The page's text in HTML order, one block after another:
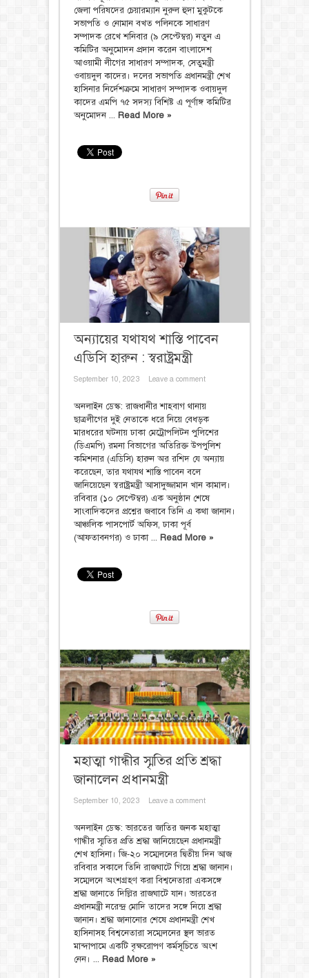
জেলা পরিষদের চেয়ারম্যান নুরুল হুদা মুকুটকে
সভাপতি ও নোমান বখত পলিনকে সাধারণ
সম্পাদক রেখে শনিবার (৯ সেপ্টেম্বর) নতুন এ
কমিটির অনুমোদন প্রদান করেন বাংলাদেশ
আওয়ামী লীগের সাধারণ সম্পাদক, সেতুমন্ত্রী
ওবায়দুল কাদের। দলের সভাপতি প্রধানমন্ত্রী শেখ
হাসিনার নির্দেশক্রমে সাধারণ সম্পাদক ওবায়দুল
কাদের এমপি ৭৫ সদস্য বিশিষ্ট এ পূর্ণাঙ্গ কমিটির
অনুমোদন ... Read More »
অন্যায়ের যথাযথ শাস্তি পাবেন
এডিসি হারুন : স্বরাষ্ট্রমন্ত্রী
September 10, 2023 Leave a comment
অনলাইন ডেস্ক: রাজধানীর শাহবাগ থানায়
ছাত্রলীগের দুই নেতাকে ধরে নিয়ে বেধড়ক
মারধরের ঘটনায় ঢাকা মেট্রোপলিটন পুলিশের
(ডিএমপি) রমনা বিভাগের অতিরিক্ত উপপুলিশ
কমিশনার (এডিসি) হারুন অর রশিদ যে অন্যায়
করেছেন, তার যথাযথ শাস্তি পাবেন বলে
জানিয়েছেন স্বরাষ্ট্রমন্ত্রী আসাদুজ্জামান খান কামাল।
রবিবার (১০ সেপ্টেম্বর) এক অনুষ্ঠান শেষে
সাংবাদিকদের প্রশ্নের জবাবে তিনি এ কথা জানান।
আঞ্চলিক পাসপোর্ট অফিস, ঢাকা পূর্ব
(আফতাবনগর) ও ঢাকা ... Read More »
মহাত্মা গান্ধীর স্মৃতির প্রতি শ্রদ্ধা
জানালেন প্রধানমন্ত্রী
September 10, 2023 Leave a comment
অনলাইন ডেস্ক: ভারতের জাতির জনক মহাত্মা
গান্ধীর স্মৃতির প্রতি শ্রদ্ধা জানিয়েছেন প্রধানমন্ত্রী
শেখ হাসিনা। জি-২০ সম্মেলনের দ্বিতীয় দিন আজ
রবিবার সকালে তিনি রাজঘাটে গিয়ে শ্রদ্ধা জানান।
সম্মেলনে অংশগ্রহণ করা বিশ্বনেতারা একসঙ্গে
শ্রদ্ধা জানাতে দিল্লির রাজঘাটে যান। ভারতের
প্রধানমন্ত্রী নরেন্দ্র মোদি তাদের সঙ্গে নিয়ে শ্রদ্ধা
জানান। শ্রদ্ধা জানানোর শেষে প্রধানমন্ত্রী শেখ
হাসিনাসহ বিশ্বনেতারা সম্মেলনের স্থল ভারত
মান্দাপামে একটি বৃক্ষরোপণ কর্মসূচিতে অংশ
নেন। ... Read More »